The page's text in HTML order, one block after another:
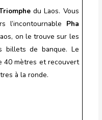
du Laos. Vous
l’incontournable Pha
on le trouve sur les
billets de banque. Le
40 mètres et recouvert
à la ronde.